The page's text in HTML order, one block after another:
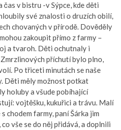
v bistru -v Sýpce, kde děti
své znalosti o druzích obilí,
chovaných v přírodě. Dověděly
zakoupit přímo z farmy –
a tvaroh. Děti ochutnaly i
příchutí bylo plno,
Po třiceti minutách se naše
Děti měly možnost potkat
holuby a všude pobíhající
vojtěšku, kukuřici a trávu. Malí
chodem farmy, paní Šárka jim
vše se do něj přidává, a doplnili